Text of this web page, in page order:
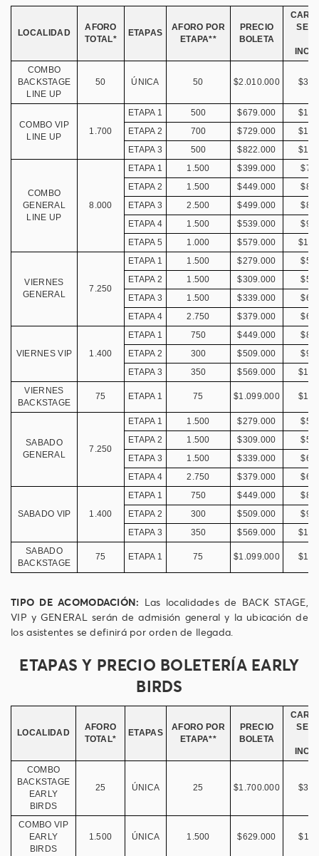
LOCALIDAD
AFORO
TOTAL*
ETAPAS
AFORO POR
ETAPA**
PRECIO
BOLETA
COMBO
BACKSTAGE
LINE UP
50 ÚNICA 50 $2.010.000
COMBO VIP
LINE UP
1.700
ETAPA 1 500 $679.000
ETAPA 2
700 $729.000
ETAPA 3
500 $822.000
COMBO
GENERAL
LINE UP
8.000
ETAPA 1 1.500 $399.000
ETAPA 2
1.500 $449.000
ETAPA 3
2.500 $499.000
ETAPA 4
1.500 $539.000
ETAPA 5
1.000 $579.000
VIERNES
GENERAL
7.250
ETAPA 1 1.500 $279.000
ETAPA 2
1.500 $309.000
ETAPA 3
1.500 $339.000
ETAPA 4
2.750 $379.000
VIERNES VIP 1.400
ETAPA 1 750 $449.000
ETAPA 2
300 $509.000
ETAPA 3
350 $569.000
VIERNES
BACKSTAGE
75 ETAPA 1 75 $1.099.000
SABADO
GENERAL
7.250
ETAPA 1 1.500 $279.000
ETAPA 2
1.500 $309.000
ETAPA 3
1.500 $339.000
ETAPA 4
2.750 $379.000
SABADO VIP 1.400
ETAPA 1 750 $449.000
ETAPA 2
300 $509.000
ETAPA 3
350 $569.000
SABADO
BACKSTAGE
75 ETAPA 1 75 $1.099.000
TIPO DE ACOMODACIÓN: Las localidades de BACK STAGE,
VIP y GENERAL serán de admisión general y la ubicación de
los asistentes se definirá por orden de llegada.
ETAPAS Y PRECIO BOLETERÍA EARLY
BIRDS
LOCALIDAD
AFORO
TOTAL*
ETAPAS
AFORO POR
ETAPA**
PRECIO
BOLETA
COMBO
BACKSTAGE
EARLY
BIRDS
25 ÚNICA 25 $1.700.000
COMBO VIP
EARLY
BIRDS
1.500 ÚNICA 1.500 $629.000